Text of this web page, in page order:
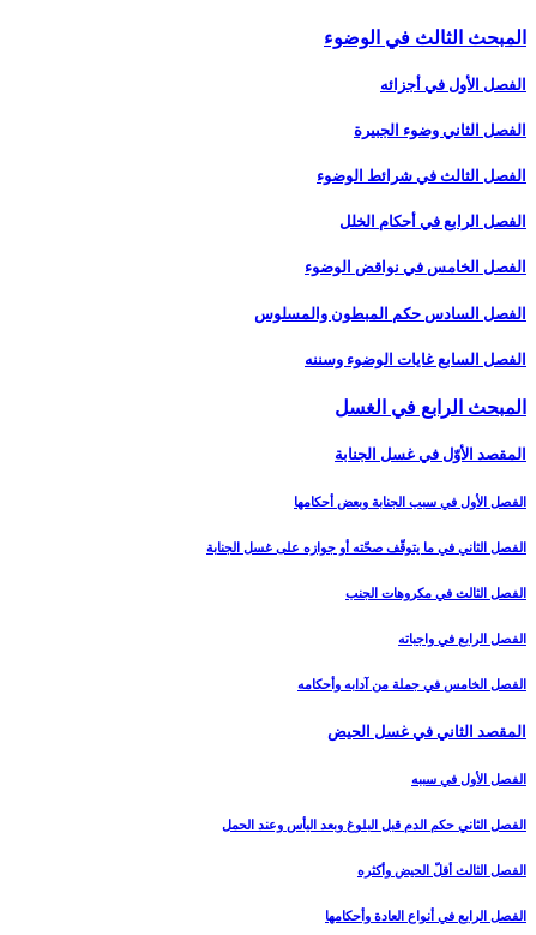
المبحث الثالث في الوضوء
الفصل الأول في أجزائه‏
الفصل الثاني وضوء الجبيرة
الفصل الثالث في شرائط الوضوء
الفصل الرابع في أحكام الخلل
الفصل الخامس في نواقض الوضوء
الفصل السادس حكم المبطون والمسلوس‏
الفصل السابع غايات الوضوء وسننه‏
المبحث الرابع في الغسل‏
المقصد الأوّل في غسل الجنابة
الفصل الأول في سبب الجنابة وبعض أحكامها
الفصل الثاني في ما يتوقّف صحّته أو جوازه على غسل الجنابة
الفصل الثالث في مكروهات الجنب‏
الفصل الرابع في واجباته
الفصل الخامس في جملة من آدابه وأحكامه‏
المقصد الثاني في غسل الحيض‏
الفصل الأول في سببه
الفصل الثاني حكم الدم قبل البلوغ وبعد اليأس وعند الحمل‏
الفصل الثالث أقلّ الحيض وأكثره‏
الفصل الرابع في أنواع العادة وأحكامها